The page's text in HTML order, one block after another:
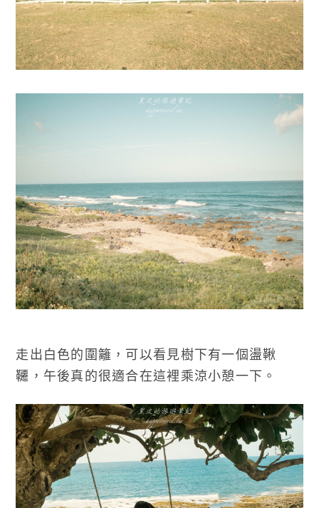
走出白色的圍籬，可以看見樹下有一個盪鞦
韆，午後真的很適合在這裡乘涼小憩一下。